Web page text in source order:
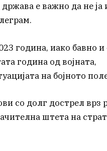
е важно да не ја
година, иако бавно и
година од војната,
на бојното
со долг дострел врз
штета на